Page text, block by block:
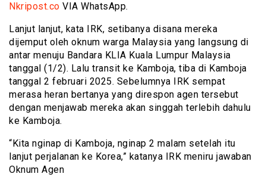
Nkripost.co VIA WhatsApp.
Lanjut lanjut, kata IRK, setibanya disana mereka
dijemput oleh oknum warga Malaysia yang langsung di
antar menuju Bandara KLIA Kuala Lumpur Malaysia
tanggal (1/2). Lalu transit ke Kamboja, tiba di Kamboja
tanggal 2 februari 2025. Sebelumnya IRK sempat
merasa heran bertanya yang direspon agen tersebut
dengan menjawab mereka akan singgah terlebih dahulu
ke Kamboja.
“Kita nginap di Kamboja, nginap 2 malam setelah itu
lanjut perjalanan ke Korea,” katanya IRK meniru jawaban
Oknum Agen